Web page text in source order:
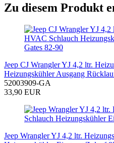
Zu diesem Produkt
Jeep CJ Wrangler YJ 4,2 ltr.
Heizungskühler Ausgang
52003909-GA
33,90 EUR
Jeep Wrangler YJ 4,2 ltr.